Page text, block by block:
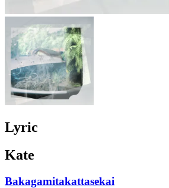
Lyric
Kate
Bakagamitakattasekai